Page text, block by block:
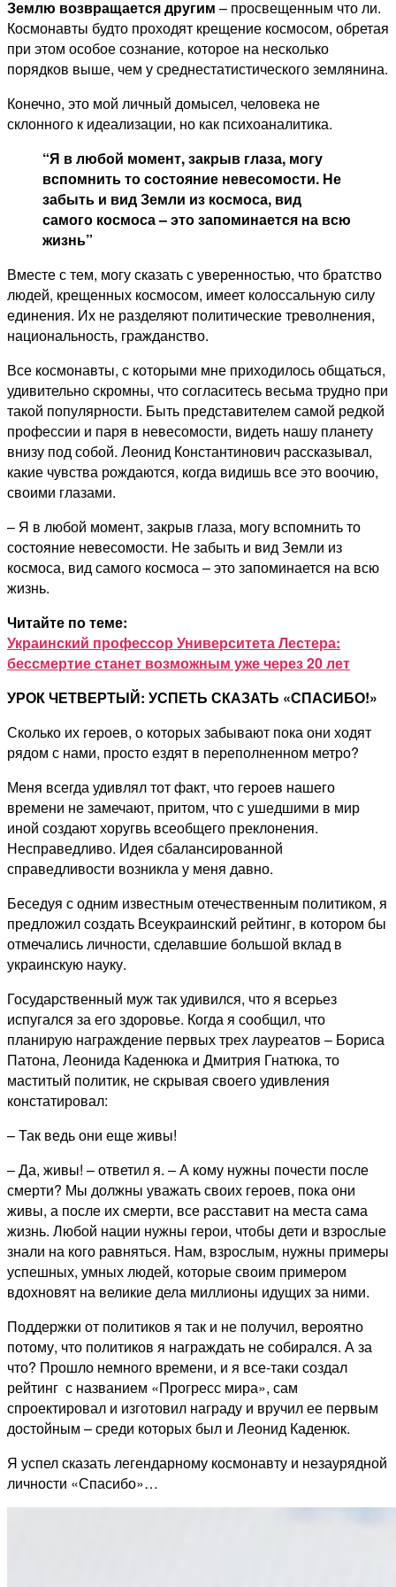
Землю возвращается другим – просвещенным что ли.
Космонавты будто проходят крещение космосом, обретая
при этом особое сознание, которое на несколько
порядков выше, чем у среднестатистического землянина.
Конечно, это мой личный домысел, человека не
склонного к идеализации, но как психоаналитика.
“Я в любой момент, закрыв глаза, могу
вспомнить то состояние невесомости. Не
забыть и вид Земли из космоса, вид
самого космоса – это запоминается на всю
жизнь”
Вместе с тем, могу сказать с уверенностью, что братство
людей, крещенных космосом, имеет колоссальную силу
единения. Их не разделяют политические треволнения,
национальность, гражданство.
Все космонавты, с которыми мне приходилось общаться,
удивительно скромны, что согласитесь весьма трудно при
такой популярности. Быть представителем самой редкой
профессии и паря в невесомости, видеть нашу планету
внизу под собой. Леонид Константинович рассказывал,
какие чувства рождаются, когда видишь все это воочию,
своими глазами.
– Я в любой момент, закрыв глаза, могу вспомнить то
состояние невесомости. Не забыть и вид Земли из
космоса, вид самого космоса – это запоминается на всю
жизнь.
Читайте по теме:
Украинский профессор Университета Лестера:
бессмертие станет возможным уже через 20 лет
УРОК ЧЕТВЕРТЫЙ: УСПЕТЬ СКАЗАТЬ «СПАСИБО!»
Сколько их героев, о которых забывают пока они ходят
рядом с нами, просто ездят в переполненном метро?
Меня всегда удивлял тот факт, что героев нашего
времени не замечают, притом, что с ушедшими в мир
иной создают хоругвь всеобщего преклонения.
Несправедливо. Идея сбалансированной
справедливости возникла у меня давно.
Беседуя с одним известным отечественным политиком, я
предложил создать Всеукраинский рейтинг, в котором бы
отмечались личности, сделавшие большой вклад в
украинскую науку.
Государственный муж так удивился, что я всерьез
испугался за его здоровье. Когда я сообщил, что
планирую награждение первых трех лауреатов – Бориса
Патона, Леонида Каденюка и Дмитрия Гнатюка, то
маститый политик, не скрывая своего удивления
констатировал:
– Так ведь они еще живы!
– Да, живы! – ответил я. – А кому нужны почести после
смерти? Мы должны уважать своих героев, пока они
живы, а после их смерти, все расставит на места сама
жизнь. Любой нации нужны герои, чтобы дети и взрослые
знали на кого равняться. Нам, взрослым, нужны примеры
успешных, умных людей, которые своим примером
вдохновят на великие дела миллионы идущих за ними.
Поддержки от политиков я так и не получил, вероятно
потому, что политиков я награждать не собирался. А за
что? Прошло немного времени, и я все-таки создал
рейтинг с названием «Прогресс мира», сам
спроектировал и изготовил награду и вручил ее первым
достойным – среди которых был и Леонид Каденюк.
Я успел сказать легендарному космонавту и незаурядной
личности «Спасибо»…